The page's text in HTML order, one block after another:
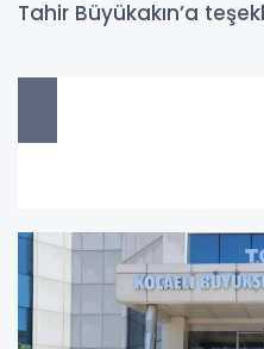
Tahir Büyükakın’a